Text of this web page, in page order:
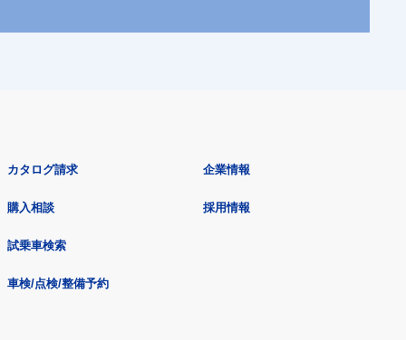
カタログ請求
購入相談
試乗車検索
車検/点検/整備予約
企業情報
採用情報